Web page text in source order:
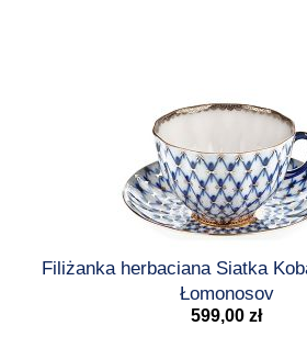
Filiżanka herbaciana Siatka
Łomonosov
599,00 zł